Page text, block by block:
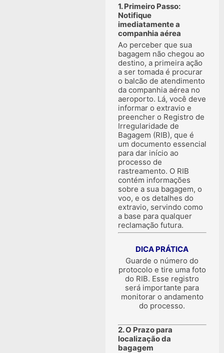
1. Primeiro Passo:
Notifique
imediatamente a
companhia aérea
Ao perceber que sua
bagagem não chegou ao
destino, a primeira ação
a ser tomada é procurar
o balcão de atendimento
da companhia aérea no
aeroporto. Lá, você deve
informar o extravio e
preencher o Registro de
Irregularidade de
Bagagem (RIB), que é
um documento essencial
para dar início ao
processo de
rastreamento. O RIB
contém informações
sobre a sua bagagem, o
voo, e os detalhes do
extravio, servindo como
a base para qualquer
reclamação futura.
DICA PRÁTICA
Guarde o número do
protocolo e tire uma foto
do RIB. Esse registro
será importante para
monitorar o andamento
do processo.
2. O Prazo para
localização da
bagagem